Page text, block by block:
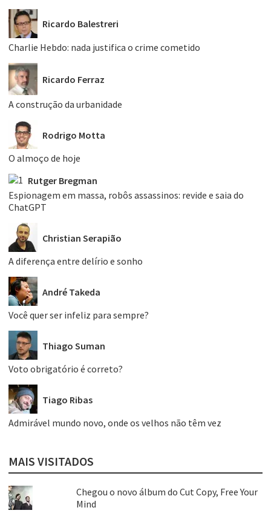
Ricardo Balestreri
Charlie Hebdo: nada justifica o crime cometido
Ricardo Ferraz
A construção da urbanidade
Rodrigo Motta
O almoço de hoje
Rutger Bregman
Espionagem em massa, robôs assassinos: revide e saia do
ChatGPT
Christian Serapião
A diferença entre delírio e sonho
André Takeda
Você quer ser infeliz para sempre?
Thiago Suman
Voto obrigatório é correto?
Tiago Ribas
Admirável mundo novo, onde os velhos não têm vez
MAIS VISITADOS
Chegou o novo álbum do Cut Copy, Free Your
Mind